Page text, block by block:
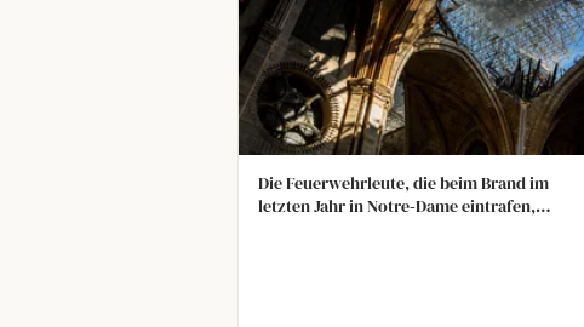
Die Feuerwehrleute, die beim Brand im
letzten Jahr in Notre‑Dame eintrafen,